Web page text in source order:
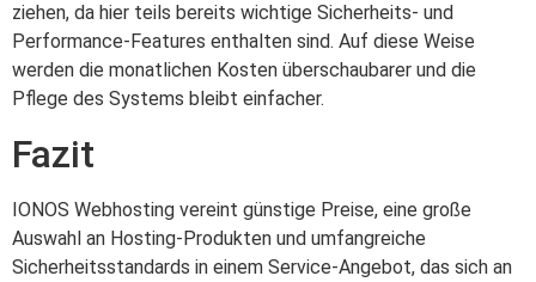
ziehen, da hier teils bereits wichtige Sicherheits- und
Performance-Features enthalten sind. Auf diese Weise
werden die monatlichen Kosten überschaubarer und die
Pflege des Systems bleibt einfacher.
Fazit
IONOS Webhosting vereint günstige Preise, eine große
Auswahl an Hosting-Produkten und umfangreiche
Sicherheitsstandards in einem Service-Angebot, das sich an